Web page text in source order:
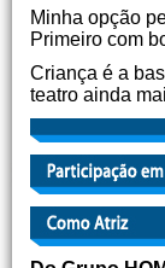
Minha opção
Primeiro com
Criança é a
teatro ainda